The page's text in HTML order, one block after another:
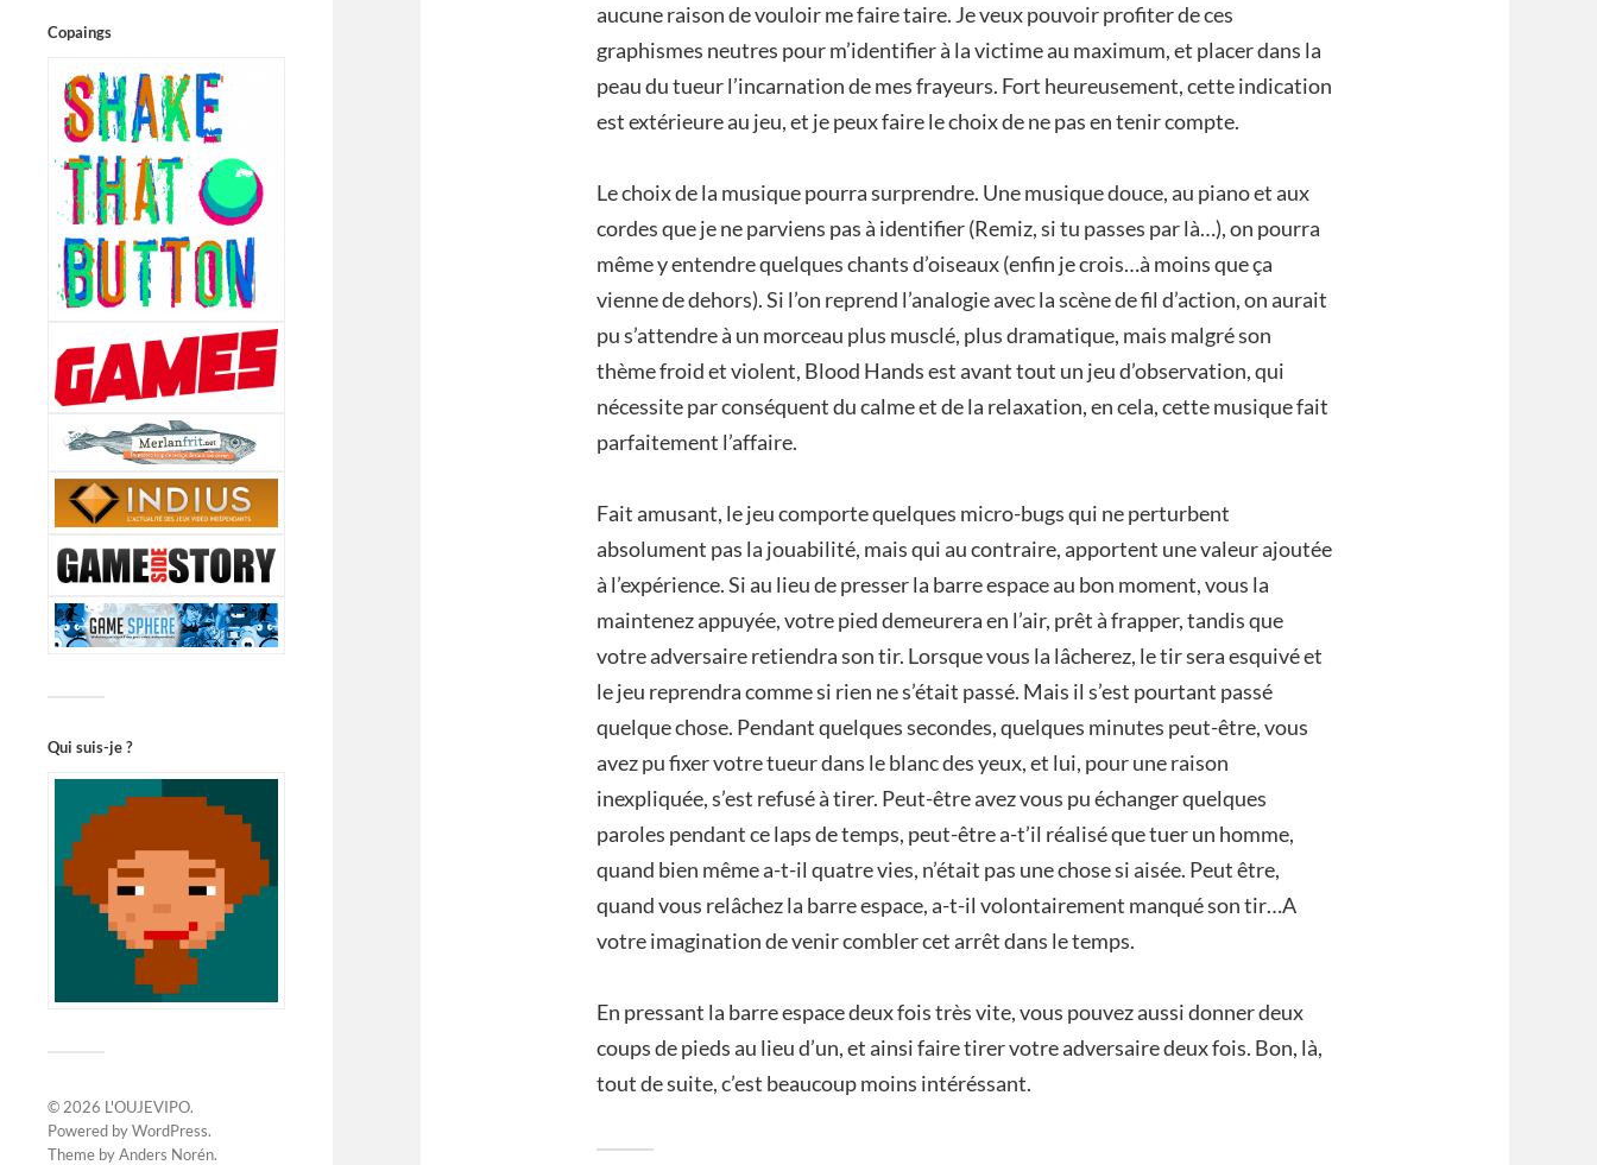
Copaings
Qui suis-je ?
© 2026 L'OUJEVIPO.
Powered byWordPress.
Theme byAnders Norén.
aucune raison de vouloir me faire taire. Je veux pouvoir profiter de ces
graphismes neutres pour m’identifier à la victime au maximum, et placer dans la
peau du tueur l’incarnation de mes frayeurs. Fort heureusement, cette indication
est extérieure au jeu, et je peux faire le choix de ne pas en tenir compte.
Le choix de la musique pourra surprendre. Une musique douce, au piano et aux
cordes que je ne parviens pas à identifier (Remiz, si tu passes par là…), on pourra
même y entendre quelques chants d’oiseaux (enfin je crois…à moins que ça
vienne de dehors). Si l’on reprend l’analogie avec la scène de fil d’action, on aurait
pu s’attendre à un morceau plus musclé, plus dramatique, mais malgré son
thème froid et violent, Blood Hands est avant tout un jeu d’observation, qui
nécessite par conséquent du calme et de la relaxation, en cela, cette musique fait
parfaitement l’affaire.
Fait amusant, le jeu comporte quelques micro-bugs qui ne perturbent
absolument pas la jouabilité, mais qui au contraire, apportent une valeur ajoutée
à l’expérience. Si au lieu de presser la barre espace au bon moment, vous la
maintenez appuyée, votre pied demeurera en l’air, prêt à frapper, tandis que
votre adversaire retiendra son tir. Lorsque vous la lâcherez, le tir sera esquivé et
le jeu reprendra comme si rien ne s’était passé. Mais il s’est pourtant passé
quelque chose. Pendant quelques secondes, quelques minutes peut-être, vous
avez pu fixer votre tueur dans le blanc des yeux, et lui, pour une raison
inexpliquée, s’est refusé à tirer. Peut-être avez vous pu échanger quelques
paroles pendant ce laps de temps, peut-être a-t’il réalisé que tuer un homme,
quand bien même a-t-il quatre vies, n’était pas une chose si aisée. Peut être,
quand vous relâchez la barre espace, a-t-il volontairement manqué son tir…A
votre imagination de venir combler cet arrêt dans le temps.
En pressant la barre espace deux fois très vite, vous pouvez aussi donner deux
coups de pieds au lieu d’un, et ainsi faire tirer votre adversaire deux fois. Bon, là,
tout de suite, c’est beaucoup moins intéréssant.